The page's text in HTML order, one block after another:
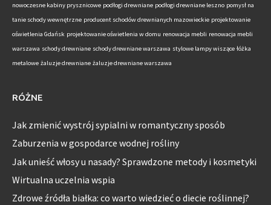
nowoczesne kabiny prysznicowe podłogi drewniane podłogi drewniane leszno pomysł na
tanie schody wewnętrzne producent schodów drewnianych mazowieckie projektowanie
oświetlenia Gdańsk projektowanie oświetlenia w domu renowacja mebli renowacja mebli
warszawa schody drewniane schody drewniane warszawa stylowe lampy wiszące łóżka
metalowe żaluzje drewniane żaluzje drewniane warszawa
RÓŻNE
Jak zmienić wystrój sypialni w romantyczny sposób
Zaburzenia w gospodarce wodnej rośliny
Jak unieść włosy u nasady? Sprawdzone metody i kosmetyki
Wirtualna uczelnia wspia
Zdrowe źródła białka: co warto wiedzieć o diecie roślinnej?